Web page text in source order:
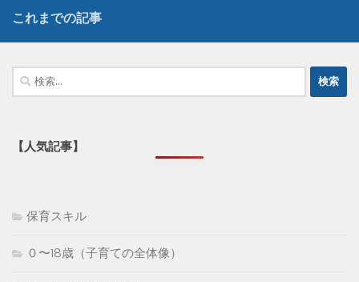
これまでの記事
検
索:
【人気記事】
保育スキル
０〜18歳（子育ての全体像）